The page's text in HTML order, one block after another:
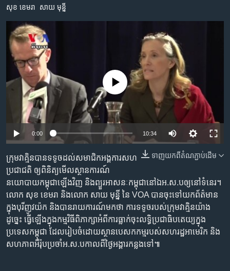
ម្តង
រំលង​
និង​
ចូល​
រចនា
កាន់​
ទំព័រ​
ស្វែង​
រក
ទូរទស្សន៍ / វីដេអូ​
វិទ្យុ / ផតខាសថ៍
កម្មវិធីទាំងអស់
Khmer English
បណ្តាញ​សង្គម
សុខ ខេមរា
សាយ មុន្នី
No media source currently available
0:00 10:34
ទាញ​យក​ពី​តំណភ្ជាប់​ដើម
ក្រុម​វាគ្មិន​បាន​ទទូច​ដល់​សមាជិក​អង្គការ​សហ
ប្រជាជតិ​ ឲ្យ​ពិនិត្យ​មើល​ស្ថានការណ៍​
នយោបាយ​កម្ពុជា​ឡើងវិញ​ និង​ព្យួរ​អាសនៈ​កម្ពុជា​នៅ​ឯ​អ.ស.ប​ឲ្យ​នៅ​ទំនេរ។ ​
លោក សុខ ខេមរា ​និង​លោក​ សាយ មុន្នី ​នៃ VOA ​បាន​ចុះ​ទៅ​យក​ព័ត៌មាន​
ក្នុង​បុរីញូវយ៉ក​ និង​បាន​រាយការណ៍​មក​ថា​ ការ​ទទូច​របស់​ក្រុម​វាគ្មិន​យ៉ាង​
ដូច្នេះ​ ធ្វើឡើង​ក្នុងកម្មវិធី​ពិភាក្សា​អំពី​ការ​ធ្លាក់​ចុះ​លទ្ធិប្រជាធិបតេយ្យ​ក្នុង​
ប្រទេស​កម្ពុជា ​ដែល​រៀបចំ​ដោយ​ស្ថាន​បេសកកម្ម​របស់​សហរដ្ឋ​អាមេរិក ​និង​
សហភាព​អឺរ៉ុប​ប្រចាំ​អ.ស.ប​កាលពី​ថ្ងៃអង្គារ​កន្លង​ទៅ៕